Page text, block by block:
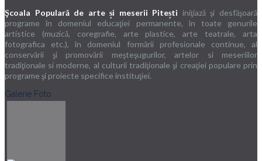
Şcoala Populară de arte și meserii Pitești iniţiază şi desfăşoară
programe în domeniul educaţiei permanente, în toate genurile
artistice (muzică, coregrafie, arte plastice, arte teatrale, arta
fotografica etc.), în domeniul formării profesionale continue, al
conservării şi promovării meşteşugurilor, artelor si meseriilor
tradiţionale si moderne, al culturii tradiţionale şi creaţiei populare prin
programe şi proiecte specifice instituţiei.
Galerie Foto